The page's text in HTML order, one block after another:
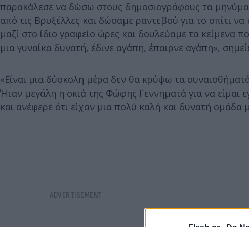
παρακάλεσε να δώσω στους δημοσιογράφους τα
από τις Βρυξέλλες και δώσαμε ραντεβού για το σπίτι
μαζί στο ίδιο γραφείο ώρες και δουλεύαμε τα
μια γυναίκα δυνατή, έδινε αγάπη, έπαιρνε αγάπη»,
«Είναι μια δύσκολη μέρα δεν θα κρύψω τα
Ήταν μεγάλη η σκιά της Φώφης Γεννηματά για να είμαι
και ανέφερε ότι είχαν μια πολύ καλή και δυνατή ομάδα